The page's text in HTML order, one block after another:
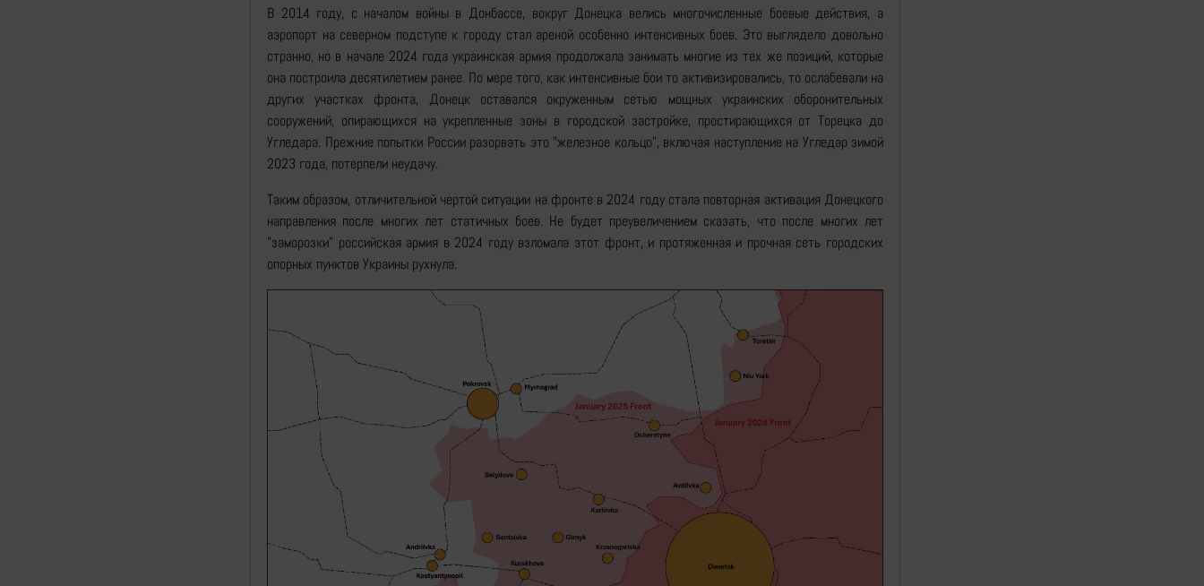
В 2014 году, с началом войны в Донбассе, вокруг Донецка велись многочисленные боевые действия, а
аэропорт на северном подступе к городу стал ареной особенно интенсивных боев. Это выглядело довольно
странно, но в начале 2024 года украинская армия продолжала занимать многие из тех же позиций, которые
она построила десятилетием ранее. По мере того, как интенсивные бои то активизировались, то ослабевали на
других участках фронта, Донецк оставался окруженным сетью мощных украинских оборонительных
сооружений, опирающихся на укрепленные зоны в городской застройке, простирающихся от Торецка до
Угледара. Прежние попытки России разорвать это "железное кольцо", включая наступление на Угледар зимой
2023 года, потерпели неудачу.
Таким образом, отличительной чертой ситуации на фронте в 2024 году стала повторная активация Донецкого
направления после многих лет статичных боев. Не будет преувеличением сказать, что после многих лет
"заморозки" российская армия в 2024 году взломала этот фронт, и протяженная и прочная сеть городских
опорных пунктов Украины рухнула.